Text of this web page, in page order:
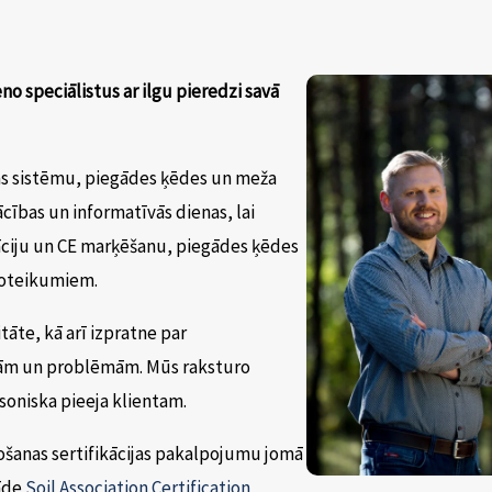
speciālistus ar ilgu pieredzi savā
sistēmu, piegādes ķēdes un meža
un informatīvās dienas, lai
un CE marķēšanu, piegādes ķēdes
kā arī izpratne par
un problēmām. Mūs raksturo
pieeja klientam.
sertifikācijas pakalpojumu jomā